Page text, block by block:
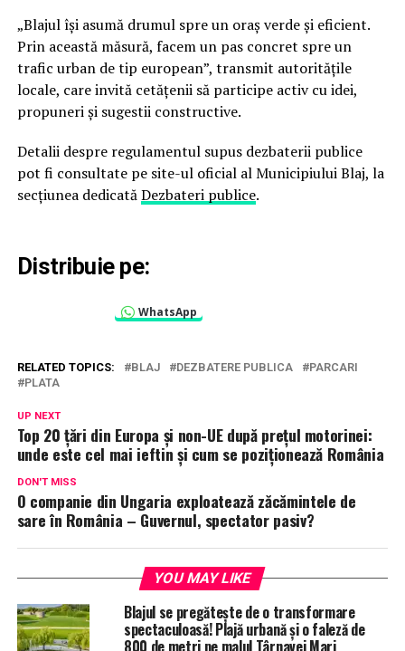
„Blajul își asumă drumul spre un oraș verde și eficient.
Prin această măsură, facem un pas concret spre un
trafic urban de tip european”, transmit autoritățile
locale, care invită cetățenii să participe activ cu idei,
propuneri și sugestii constructive.
Detalii despre regulamentul supus dezbaterii publice
pot fi consultate pe site-ul oficial al Municipiului Blaj, la
secțiunea dedicatăDezbateri publice.
Distribuie pe:
WhatsApp
RELATED TOPICS: BLAJ DEZBATERE PUBLICA
PARCARI
PLATA
UP NEXT
Top 20 ţări din Europa şi non-UE după prețul motorinei:
unde este cel mai ieftin și cum se poziționează România
DON'T MISS
O companie din Ungaria exploatează zăcămintele de
sare în România – Guvernul, spectator pasiv?
YOU MAY LIKE
Blajul se pregătește de o transformare
spectaculoasă! Plajă urbană și o faleză de
800 de metri pe malul Târnavei Mari